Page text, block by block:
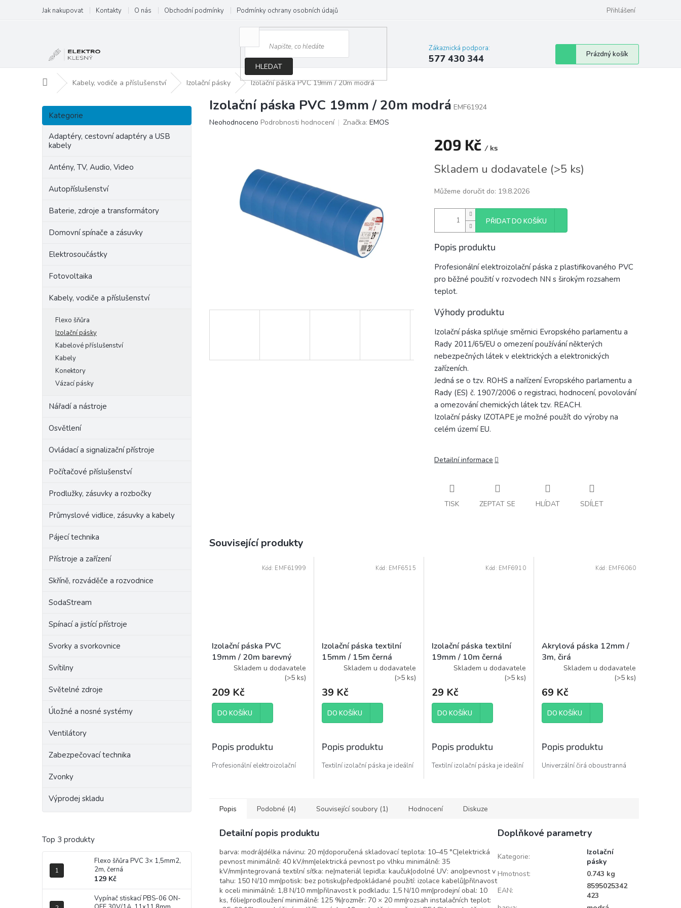
obsah
Jak nakupovat Kontakty O nás Obchodní podmínky Podmínky ochrany osobních údajů Přihlášení
HLEDAT
Zákaznická podpora:
577 430 344
Nákupní
košík
Prázdný košík
Domů Kabely, vodiče a příslušenství Izolační pásky Izolační páska PVC 19mm / 20m modrá
P
s
Přeskočit
kategorie
Kategorie
Adaptéry, cestovní adaptéry a USB
kabely
Antény, TV, Audio, Video
Autopříslušenství
Baterie, zdroje a transformátory
Domovní spínače a zásuvky
Elektrosoučástky
Fotovoltaika
Kabely, vodiče a příslušenství
Flexo šňůra
Izolační pásky
Kabelové příslušenství
Kabely
Konektory
Vázací pásky
Nářadí a nástroje
Osvětlení
Ovládací a signalizační přístroje
Počítačové příslušenství
Prodlužky, zásuvky a rozbočky
Průmyslové vidlice, zásuvky a kabely
Pájecí technika
Přístroje a zařízení
Skříně, rozváděče a rozvodnice
SodaStream
Spínací a jistící přístroje
Svorky a svorkovnice
Svítilny
Světelné zdroje
Úložné a nosné systémy
Ventilátory
Zabezpečovací technika
Zvonky
Výprodej skladu
Top 3 produkty
Flexo šňůra PVC 3× 1,5mm2,
2m, černá
129 Kč
Vypínač stiskací PBS-06 ON-
Izolační páska PVC 19mm / 20m modrá EMF61924
Průměrné
Neohodnoceno Podrobnosti hodnocení Značka: EMOS
209 Kč / ks
cena:
Skladem u dodavatele (>5 ks)
Můžeme doručit do: 19.8.2026
PŘIDAT DO KOŠÍKU
Popis produktu
Profesionální elektroizolační páska z plastifikovaného PVC
pro běžné použití v rozvodech NN s širokým rozsahem
teplot.
Výhody produktu
Izolační páska splňuje směrnici Evropského parlamentu a
Rady 2011/65/EU o omezení používání některých
nebezpečných látek v elektrických a elektronických
zařízeních.
Jedná se o tzv. ROHS a nařízení Evropského parlamentu a
Rady (ES) č. 1907/2006 o registraci, hodnocení, povolování
a omezování chemických látek tzv. REACH.
Izolační pásky IZOTAPE je možné použít do výroby na
celém území EU.
Detailní informace
TISK ZEPTAT SE HLÍDAT SDÍLET
Související produkty
Izolační páska PVC
19mm / 20m barevný
Skladem u dodavatele
(>5 ks)
209 Kč
DO KOŠÍKU
Popis produktu
Profesionální elektroizolační
Výhody produktu
Izolační páska splňuje směrnici
2011/65/EU o omezení
používání některých
nebezpečných látek v
elektrických a elektronických
zařízeních.
Jedná se o tzv. ROHS a nařízení
Kód: EMF61999
Izolační páska textilní
15mm / 15m černá
Skladem u dodavatele
(>5 ks)
39 Kč
DO KOŠÍKU
Popis produktu
Textilní izolační páska je ideální
Kód: EMF6515
Izolační páska textilní
19mm / 10m černá
Skladem u dodavatele
(>5 ks)
29 Kč
DO KOŠÍKU
Popis produktu
Textilní izolační páska je ideální
Kód: EMF6910
Akrylová páska 12mm /
3m, čirá
Skladem u dodavatele
(>5 ks)
69 Kč
DO KOŠÍKU
Popis produktu
Univerzální čirá oboustranná
přilnavostí a odolností vůči
povětrnostním vlivům.
Nahrazuje tavné lepidlo.
Kód: EMF6060
Popis Podobné (4) Související soubory (1) Hodnocení Diskuze
Detailní popis produktu
barva: modrá|délka návinu: 20 m|doporučená skladovací teplota: 10–45 °C|elektrická
pevnost minimálně: 40 kV/mm|elektrická pevnost po vlhku minimálně: 35
kV/mm|integrovaná textilní síťka: ne|materiál lepidla: kaučuk|odolné UV: ano|pevnost v
tahu: 150 N/10 mm|potisk: bez potisku|předpokládané použití: izolace kabelů|přilnavost
k oceli minimálně: 1,8 N/10 mm|přilnavost k podkladu: 1,5 N/10 mm|prodejní obal: 10
ks, fólie|prodloužení minimálně: 125 %|rozměr: 70 × 20 mm|rozsah instalačních teplot:
Doplňkové parametry
Kategorie:
Izolační
pásky
Hmotnost:
0.743 kg
EAN:
8595025342
423